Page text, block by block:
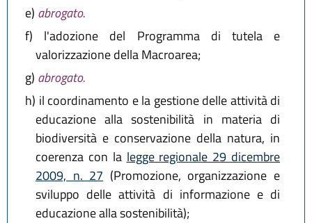
e) abrogato.
f) l'adozione del Programma di tutela e
valorizzazione della Macroarea;
g) abrogato.
h) il coordinamento e la gestione delle attività di
educazione alla sostenibilità in materia di
biodiversità e conservazione della natura, in
coerenza con la legge regionale 29 dicembre
2009, n. 27 (Promozione, organizzazione e
sviluppo delle attività di informazione e di
educazione alla sostenibilità);